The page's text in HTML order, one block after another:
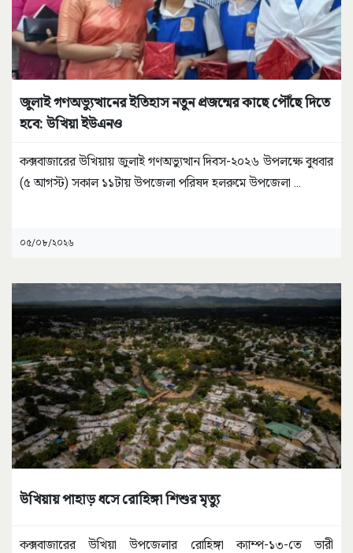
জুলাই গণঅভ্যুত্থানের ইতিহাস নতুন প্রজন্মের কাছে পৌঁছে দিতে
হবে: উখিয়া ইউএনও
কক্সবাজারের উখিয়ায় জুলাই গণঅভ্যুত্থান দিবস-২০২৬ উপলক্ষে বুধবার
(৫ আগস্ট) সকাল ১১টায় উপজেলা পরিষদ হলরুমে উপজেলা ...
০৫/০৮/২০২৬
উখিয়ায় পাহাড় ধসে রোহিঙ্গা শিশুর মৃত্যু
কক্সবাজারের উখিয়া উপজেলার রোহিঙ্গা ক্যাম্প-১৩-তে ভারী